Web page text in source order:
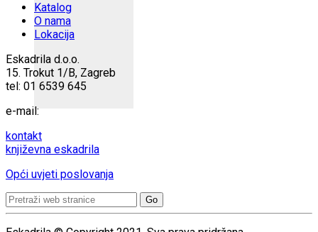
Katalog
O nama
Lokacija
Eskadrila d.o.o.
15. Trokut 1/B, Zagreb
tel: 01 6539 645
e-mail:
kontakt
književna eskadrila
Opći uvjeti poslovanja
Search
for: